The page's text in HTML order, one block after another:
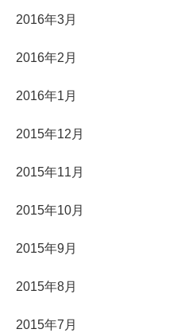
2016年3月
2016年2月
2016年1月
2015年12月
2015年11月
2015年10月
2015年9月
2015年8月
2015年7月